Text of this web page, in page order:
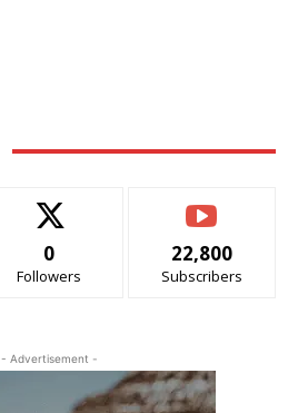
0
Followers
22,800
Subscribers
- Advertisement -